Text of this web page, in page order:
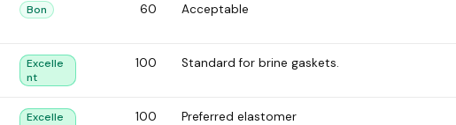
Bon 60 Acceptable
Excelle
nt
100 Standard for brine gaskets.
Excelle
100 Preferred elastomer